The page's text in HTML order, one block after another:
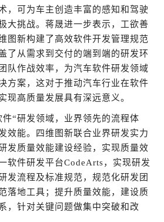
，可为车主创造丰富的感知和驾驶
大挑战。蒋晟进一步表示，工欲善
图新构建了高效软件开发管理规范
了从需求到交付的端到端的研发环
队作战效率，为汽车软件研发领域
方案，这对于推动汽车行业在软件
现高质量发展具有深远意义。
件“研发领域，业界领先的流程体
效能。四维图新联合业界研发实力
发质量效能建设经验，实现质量效
软件研发平台CodeArts，实现研发
发流程及标准规范，规范化研发团
落地工具；提升质量效能，建设质
，针对关键问题做集中突破和改